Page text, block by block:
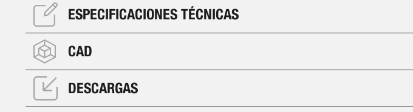
ESPECIFICACIONES TÉCNICAS
CAD
DESCARGAS